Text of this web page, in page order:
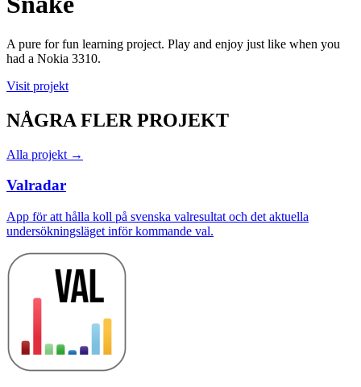
A pure for fun learning project. Play and enjoy just like when you
had a Nokia 3310.
Visit projekt
NÅGRA FLER PROJEKT
Alla projekt →
Valradar
App för att hålla koll på svenska valresultat och det aktuella
undersökningsläget inför kommande val.